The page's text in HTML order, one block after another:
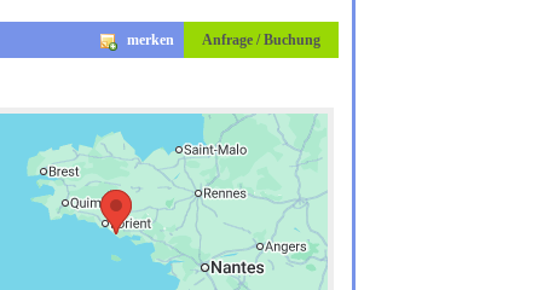
Anfrage / Buchung
merken